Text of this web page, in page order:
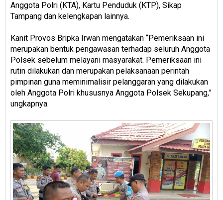
Anggota Polri (KTA), Kartu Penduduk (KTP), Sikap
Tampang dan kelengkapan lainnya.
Kanit Provos Bripka Irwan mengatakan “Pemeriksaan ini
merupakan bentuk pengawasan terhadap seluruh Anggota
Polsek sebelum melayani masyarakat. Pemeriksaan ini
rutin dilakukan dan merupakan pelaksanaan perintah
pimpinan guna meminimalisir pelanggaran yang dilakukan
oleh Anggota Polri khususnya Anggota Polsek Sekupang,”
ungkapnya.